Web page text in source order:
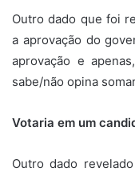
Outro dado que foi
a aprovação do
aprovação e
sabe/não opina
Votaria em um
Outro dado